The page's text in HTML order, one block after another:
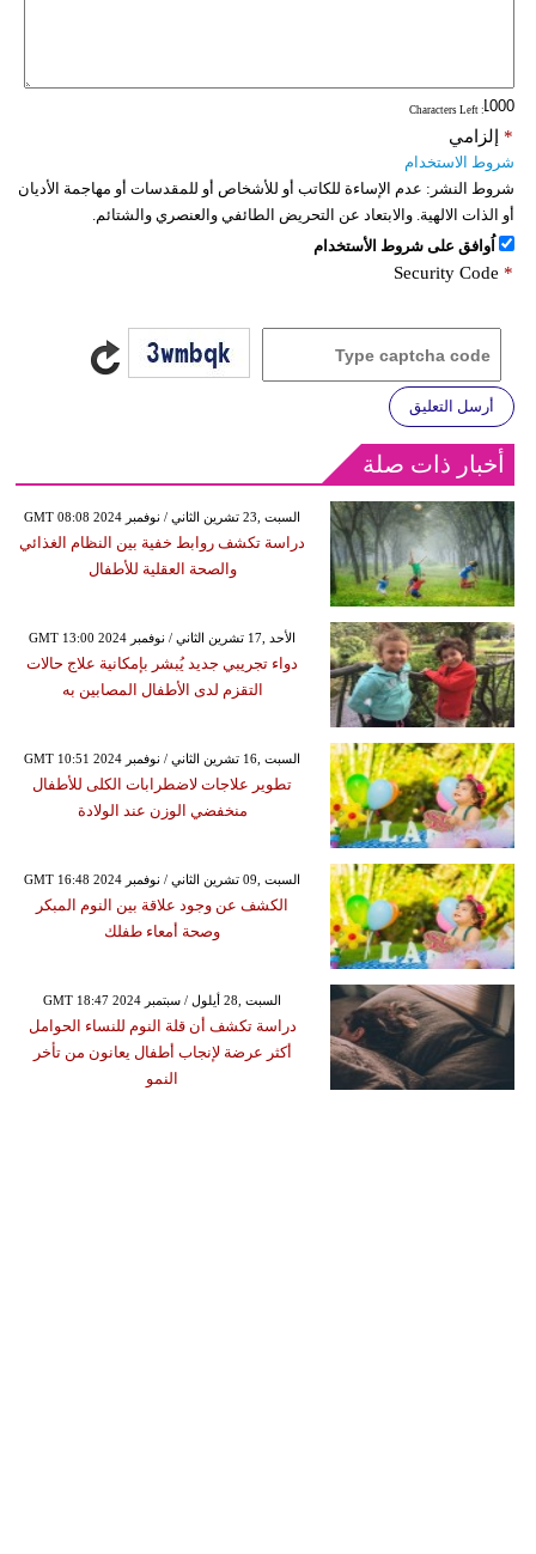
: Characters Left
إلزامي *
شروط الاستخدام
شروط النشر: عدم الإساءة للكاتب أو للأشخاص أو للمقدسات أو مهاجمة الأديان
أو الذات الالهية. والابتعاد عن التحريض الطائفي والعنصري والشتائم.
اُوافق على شروط الأستخدام
Security Code *
أرسل التعليق
أخبار ذات صلة
GMT 08:08 2024 السبت ,23 تشرين الثاني / نوفمبر
دراسة تكشف روابط خفية بين النظام الغذائي
والصحة العقلية للأطفال
GMT 13:00 2024 الأحد ,17 تشرين الثاني / نوفمبر
دواء تجريبي جديد يُبشر بإمكانية علاج حالات
التقزم لدى الأطفال المصابين به
GMT 10:51 2024 السبت ,16 تشرين الثاني / نوفمبر
تطوير علاجات لاضطرابات الكلى للأطفال
منخفضي الوزن عند الولادة
GMT 16:48 2024 السبت ,09 تشرين الثاني / نوفمبر
الكشف عن وجود علاقة بين النوم المبكر
وصحة أمعاء طفلك
GMT 18:47 2024 السبت ,28 أيلول / سبتمبر
دراسة تكشف أن قلة النوم للنساء الحوامل
أكثر عرضة لإنجاب أطفال يعانون من تأخر
النمو